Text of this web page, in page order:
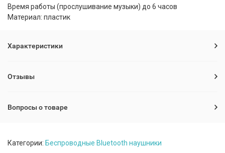
Время работы (прослушивание музыки) до 6 часов
Материал: пластик
Характеристики
Отзывы
Вопросы о товаре
Категории: Беспроводные Bluetooth наушники